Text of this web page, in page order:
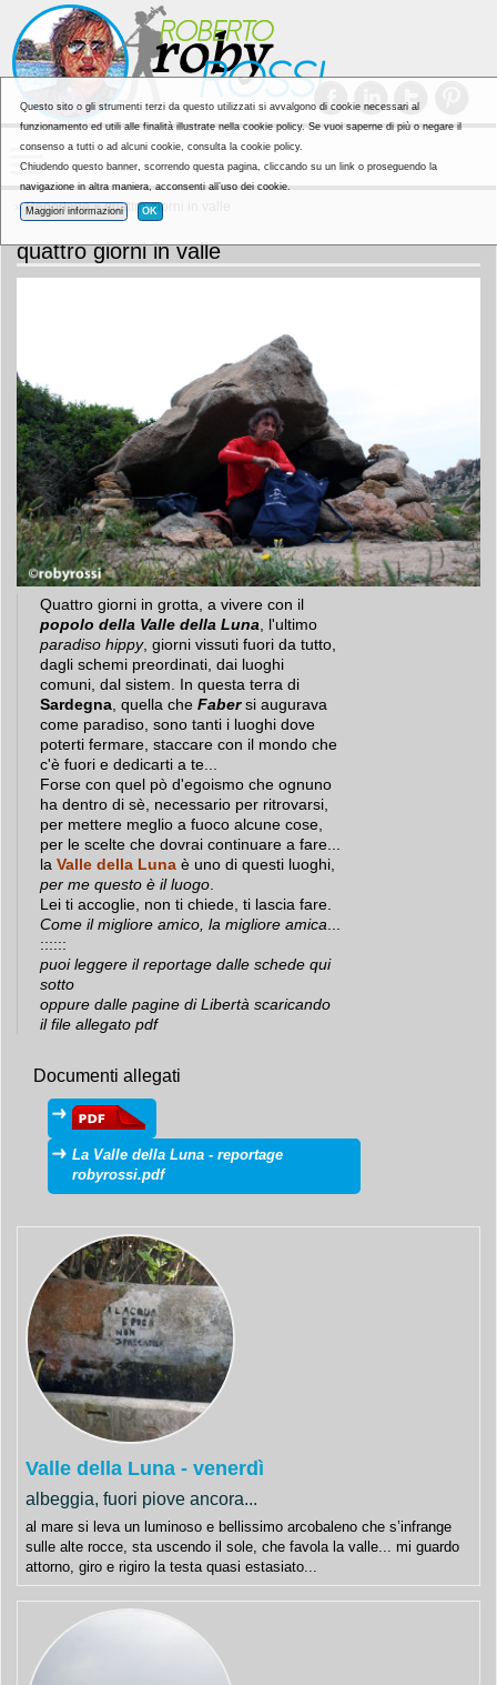
»Reportage » quattro giorni in valle
quattro giorni in valle
Quattro giorni in grotta, a vivere con il
popolo della Valle della Luna, l'ultimo
paradiso hippy, giorni vissuti fuori da tutto,
dagli schemi preordinati, dai luoghi
comuni, dal sistem. In questa terra di
Sardegna, quella cheFabersi augurava
come paradiso, sono tanti i luoghi dove
poterti fermare, staccare con il mondo che
c'è fuori e dedicarti a te...
Forse con quel pò d'egoismo che ognuno
ha dentro di sè, necessario per ritrovarsi,
per mettere meglio a fuoco alcune cose,
per le scelte che dovrai continuare a fare...
laValle della Luna è uno di questi luoghi,
per me questo è il luogo.
Lei ti accoglie, non ti chiede, ti lascia fare.
Come il migliore amico, la migliore amica...
::::::
puoi leggere il reportage dalle schede qui
sotto
oppure dalle pagine di Libertà scaricando
il fileallegato pdf
Documenti allegati
La Valle della Luna - reportage
robyrossi.pdf
Valle della Luna - venerdì
albeggia, fuori piove ancora...
al mare si leva un luminoso e bellissimo arcobaleno che s’infrange
sulle alte rocce, sta uscendo il sole, che favola la valle... mi guardo
attorno, giro e rigiro la testa quasi estasiato...
Questo sito o gli strumenti terzi da questo utilizzati si avvalgono di cookie necessari al
funzionamento ed utili alle finalità illustrate nella cookie policy. Se vuoi saperne di più o negare il
consenso a tutti o ad alcuni cookie, consulta la cookie policy.
Chiudendo questo banner, scorrendo questa pagina, cliccando su un link o proseguendo la
navigazione in altra maniera, acconsenti all’uso dei cookie.
Maggiori informazioni OK